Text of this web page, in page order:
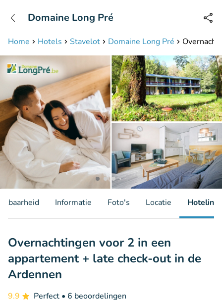
Bereikbaar tot 23:00 uur
Home Hotels Stavelot Domaine Long Pré
Domaine Long Pré
Informatie Foto's Locatie Hotelinfo
Overnachtingen voor 2 in een
appartement + late check-out in de
Ardennen
9.9 Perfect • 6 beoordelingen